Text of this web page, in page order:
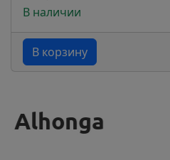
В наличии
В корзину